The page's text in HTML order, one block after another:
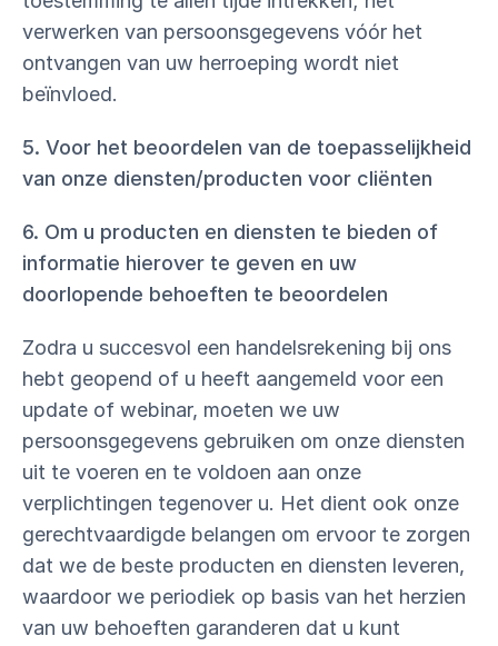
verwerken van persoonsgegevens vóór het
ontvangen van uw herroeping wordt niet
beïnvloed.
5. Voor het beoordelen van de toepasselijkheid
van onze diensten/producten voor cliënten
6. Om u producten en diensten te bieden of
informatie hierover te geven en uw
doorlopende behoeften te beoordelen
Zodra u succesvol een handelsrekening bij ons
hebt geopend of u heeft aangemeld voor een
update of webinar, moeten we uw
persoonsgegevens gebruiken om onze diensten
uit te voeren en te voldoen aan onze
verplichtingen tegenover u. Het dient ook onze
gerechtvaardigde belangen om ervoor te zorgen
dat we de beste producten en diensten leveren,
waardoor we periodiek op basis van het herzien
van uw behoeften garanderen dat u kunt